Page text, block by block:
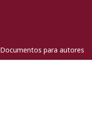
Documentos para autores